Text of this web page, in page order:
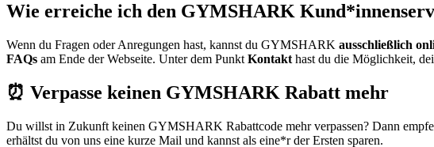
Wie erreiche ich den GYMSHARK
Wenn du Fragen oder Anregungen hast, kannst du GYMSHARK ausschließlich
FAQs am Ende der Webseite. Unter dem Punkt Kontakt hast du die Möglichkeit,
⏰ Verpasse keinen GYMSHARK Rabatt mehr
Du willst in Zukunft keinen GYMSHARK Rabattcode mehr verpassen? Dann
erhältst du von uns eine kurze Mail und kannst als eine*r der Ersten sparen.